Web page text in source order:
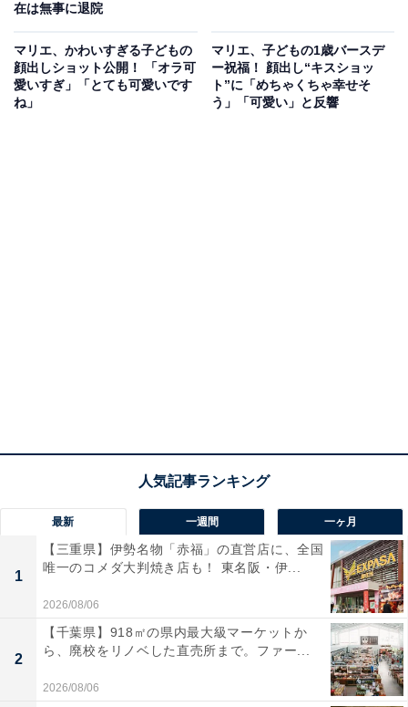
在は無事に退院
マリエ、かわいすぎる子どもの
顔出しショット公開！ 「オラ可
愛いすぎ」「とても可愛いです
ね」
マリエ、子どもの1歳バースデ
ー祝福！ 顔出し“キスショッ
ト”に「めちゃくちゃ幸せそ
う」「可愛い」と反響
最新 一週間 一ヶ月
1
【三重県】伊勢名物「赤福」の直営店に、全国
唯一のコメダ大判焼き店も！ 東名阪・伊...
2026/08/06
2
【千葉県】918㎡の県内最大級マーケットか
ら、廃校をリノベした直売所まで。ファー...
2026/08/06